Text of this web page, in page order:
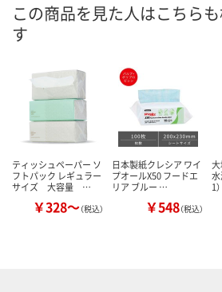
この商品を見た人はこちら
す
ティッシュペーパー ソ
フトパック レギュラー
サイズ 大容量 …
￥328～（税込）
日本製紙クレシア ワイ
プオールX50 フードエ
リア ブルー …
￥548（税込）
水
1）